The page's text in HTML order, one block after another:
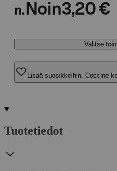
n. Noin3,20 €
Valitse
Lisää suosikkeihin, Coccine
Tuotetiedot